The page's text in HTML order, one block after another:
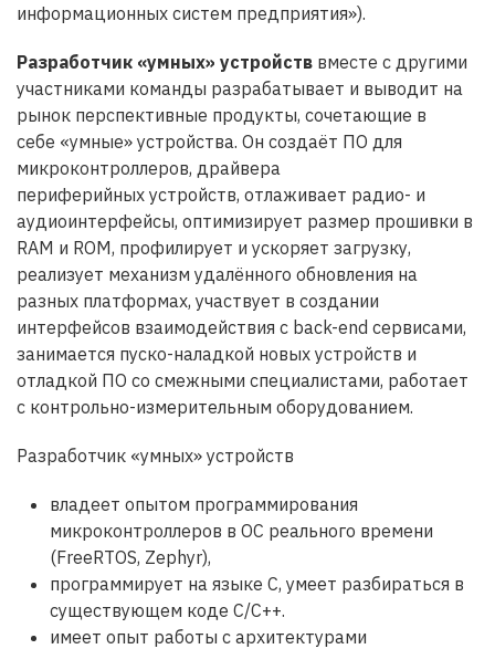
информационных систем предприятия»).
Разработчик «умных» устройств вместе с другими
участниками команды разрабатывает и выводит на
рынок перспективные продукты, сочетающие в
себе «умные» устройства. Он создаёт ПО для
микроконтроллеров, драйвера
периферийных устройств, отлаживает радио- и
аудиоинтерфейсы, оптимизирует размер прошивки в
RAM и ROM, профилирует и ускоряет загрузку,
реализует механизм удалённого обновления на
разных платформах, участвует в создании
интерфейсов взаимодействия с back-end сервисами,
занимается пуско-наладкой новых устройств и
отладкой ПО со смежными специалистами, работает
с контрольно-измерительным оборудованием.
Разработчик «умных» устройств
владеет опытом программирования
микроконтроллеров в ОС реального времени
(FreeRTOS, Zephyr),
программирует на языке С, умеет разбираться в
существующем коде С/С++.
имеет опыт работы с архитектурами